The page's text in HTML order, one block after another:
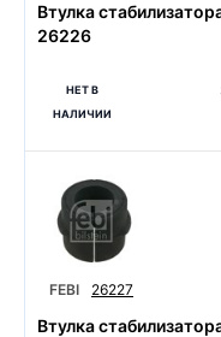
Втулка
26226
НЕТ В
НАЛИЧИИ
FEBI 26227
Втулка